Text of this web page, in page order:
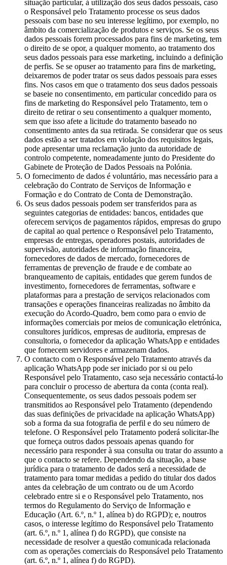
situação particular, à utilização dos seus dados pessoais, caso
o Responsável pelo Tratamento processe os seus dados
pessoais com base no seu interesse legítimo, por exemplo, no
âmbito da comercialização de produtos e serviços. Se os seus
dados pessoais forem processados para fins de marketing, tem
o direito de se opor, a qualquer momento, ao tratamento dos
seus dados pessoais para esse marketing, incluindo a definição
de perfis. Se se opuser ao tratamento para fins de marketing,
deixaremos de poder tratar os seus dados pessoais para esses
fins. Nos casos em que o tratamento dos seus dados pessoais
se baseie no consentimento, em particular concedido para os
fins de marketing do Responsável pelo Tratamento, tem o
direito de retirar o seu consentimento a qualquer momento,
sem que isso afete a licitude do tratamento baseado no
consentimento antes da sua retirada. Se considerar que os seus
dados estão a ser tratados em violação dos requisitos legais,
pode apresentar uma reclamação junto da autoridade de
controlo competente, nomeadamente junto do Presidente do
Gabinete de Proteção de Dados Pessoais na Polónia.
O fornecimento de dados é voluntário, mas necessário para a
celebração do Contrato de Serviços de Informação e
Formação e do Contrato de Conta de Demonstração.
Os seus dados pessoais podem ser transferidos para as
seguintes categorias de entidades: bancos, entidades que
oferecem serviços de pagamentos rápidos, empresas do grupo
de capital ao qual pertence o Responsável pelo Tratamento,
empresas de entregas, operadores postais, autoridades de
supervisão, autoridades de informação financeira,
fornecedores de dados de mercado, fornecedores de
ferramentas de prevenção de fraude e de combate ao
branqueamento de capitais, entidades que gerem fundos de
investimento, fornecedores de ferramentas, software e
plataformas para a prestação de serviços relacionados com
transações e operações financeiras realizadas no âmbito da
execução do Acordo-Quadro, bem como para o envio de
informações comerciais por meios de comunicação eletrónica,
consultores jurídicos, empresas de auditoria, empresas de
consultoria, o fornecedor da aplicação WhatsApp e entidades
que fornecem servidores e armazenam dados.
O contacto com o Responsável pelo Tratamento através da
aplicação WhatsApp pode ser iniciado por si ou pelo
Responsável pelo Tratamento, caso seja necessário contactá-lo
para concluir o processo de abertura da conta (conta real).
Consequentemente, os seus dados pessoais podem ser
transmitidos ao Responsável pelo Tratamento (dependendo
das suas definições de privacidade na aplicação WhatsApp)
sob a forma da sua fotografia de perfil e do seu número de
telefone. O Responsável pelo Tratamento poderá solicitar-lhe
que forneça outros dados pessoais apenas quando for
necessário para responder à sua consulta ou tratar do assunto a
que o contacto se refere. Dependendo da situação, a base
jurídica para o tratamento de dados será a necessidade de
tratamento para tomar medidas a pedido do titular dos dados
antes da celebração de um contrato ou de um Acordo
celebrado entre si e o Responsável pelo Tratamento, nos
termos do Regulamento do Serviço de Informação e
Educação (Art. 6.º, n.º 1, alínea b) do RGPD); e, noutros
casos, o interesse legítimo do Responsável pelo Tratamento
(art. 6.º, n.º 1, alínea f) do RGPD), que consiste na
necessidade de resolver a questão comunicada relacionada
com as operações comerciais do Responsável pelo Tratamento
(art. 6.º, n.º 1, alínea f) do RGPD).